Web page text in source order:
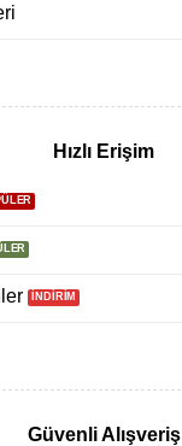
Hızlı Erişim
Güvenli Alışveriş